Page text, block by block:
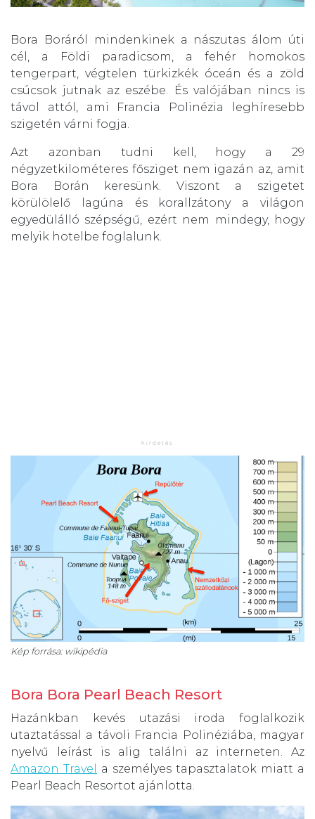
Bora Boráról mindenkinek a nászutas álom úti
cél, a Földi paradicsom, a fehér homokos
tengerpart, végtelen türkizkék óceán és a zöld
csúcsok jutnak az eszébe. És valójában nincs is
távol attól, ami Francia Polinézia leghíresebb
szigetén várni fogja.
Azt azonban tudni kell, hogy a 29
négyzetkilométeres fősziget nem igazán az, amit
Bora Borán keresünk. Viszont a szigetet
körülölelő lagúna és korallzátony a világon
egyedülálló szépségű, ezért nem mindegy, hogy
melyik hotelbe foglalunk.
Kép forrása: wikipédia
Bora Bora Pearl Beach Resort
Hazánkban kevés utazási iroda foglalkozik
utaztatással a távoli Francia Polinéziába, magyar
nyelvű leírást is alig találni az interneten. Az
Amazon Travel
a személyes tapasztalatok miatt a
Pearl Beach Resortot ajánlotta.